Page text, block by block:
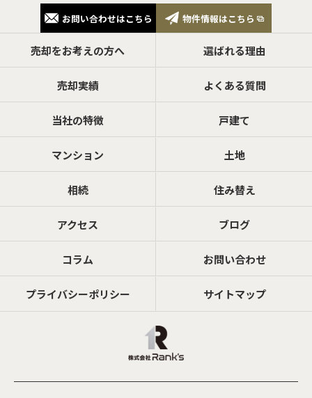
お問い合わせはこちら 物件情報はこちら
売却をお考えの方へ 選ばれる理由
売却実績 よくある質問
当社の特徴 戸建て
マンション 土地
相続 住み替え
アクセス ブログ
コラム お問い合わせ
プライバシーポリシー サイトマップ